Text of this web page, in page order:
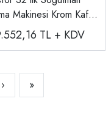
Makinesi Krom Kafa
32PTYTL + KDV
› »